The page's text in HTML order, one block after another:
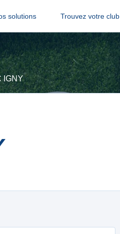
solutions Trouvez votre club
IGNY